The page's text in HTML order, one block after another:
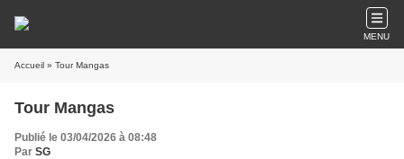
MENU
Accueil » Tour Mangas
Tour Mangas
Publié le 03/04/2026 à 08:48
Par SG